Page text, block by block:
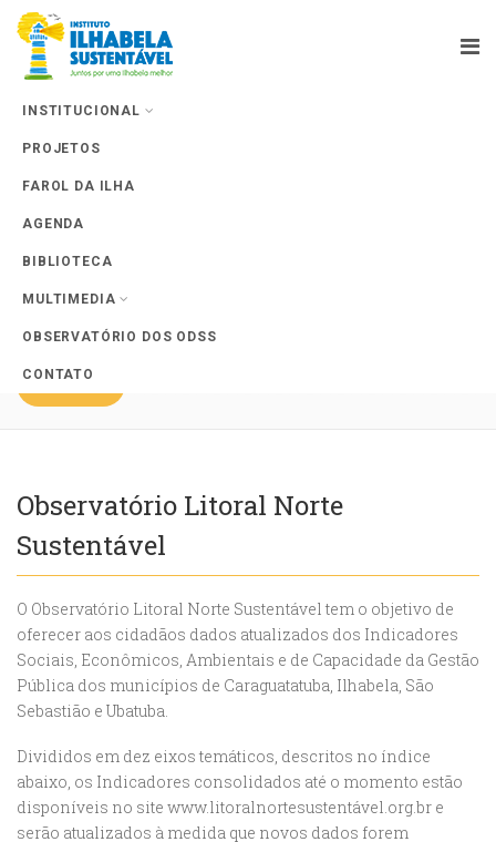
INSTITUCIONAL
PROJETOS
FAROL DA ILHA
AGENDA
BIBLIOTECA
MULTIMEDIA
OBSERVATÓRIO DOS ODSS
CONTATO
Ver todos projetos
Observatório Litoral Norte
Sustentável
O Observatório Litoral Norte Sustentável tem o objetivo de
oferecer aos cidadãos dados atualizados dos Indicadores
Sociais, Econômicos, Ambientais e de Capacidade da Gestão
Pública dos municípios de Caraguatatuba, Ilhabela, São
Sebastião e Ubatuba.
Divididos em dez eixos temáticos, descritos no índice
abaixo, os Indicadores consolidados até o momento estão
disponíveis no site www.litoralnortesustentável.org.br e
serão atualizados à medida que novos dados forem